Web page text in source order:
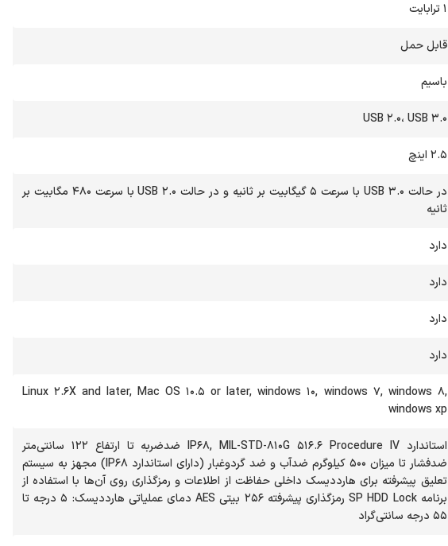
1 ترابایت
قابل حمل
باسیم
USB 2.0، USB 3.0
2.5 اینچ
در حالت USB ۳.۰ با سرعت ۵ گیگابیت بر ثانیه و در حالت USB ۲.۰ با سرعت ۴۸۰ مگابیت بر
ثانیه
دارد
دارد
دارد
دارد
Linux ۲.۶X and later, Mac OS ۱۰.۵ or later, windows ۱۰, windows ۷, windows ۸,
windows xp
استاندارد IP۶۸, MIL-STD-۸۱۰G ۵۱۶.۶ Procedure IV ضدضربه تا ارتفاع ۱۲۲ سانتی‌متر
ضدفشار تا میزان ۵۰۰ کیلوگرم ضدآب و ضد گردوغبار (دارای استاندارد IP۶۸) مجهز به سیستم
تعلیق پیشرفته برای هارددیسک داخلی حفاظت از اطلاعات و رمزگذاری روی آن‌ها با استفاده از
برنامه SP HDD Lock رمزگذاری پیشرفته ۲۵۶ بیتی AES دمای عملیاتی هارددیسک: ۵ درجه تا
۵۵ درجه سانتی‌گراد